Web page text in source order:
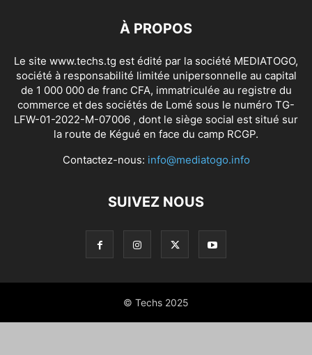
À PROPOS
Le site www.techs.tg est édité par la société MEDIATOGO,
société à responsabilité limitée unipersonnelle au capital
de 1 000 000 de franc CFA, immatriculée au registre du
commerce et des sociétés de Lomé sous le numéro TG-
LFW-01-2022-M-07006 , dont le siège social est situé sur
la route de Kégué en face du camp RCGP.
Contactez-nous: info@mediatogo.info
SUIVEZ NOUS
© Techs 2025